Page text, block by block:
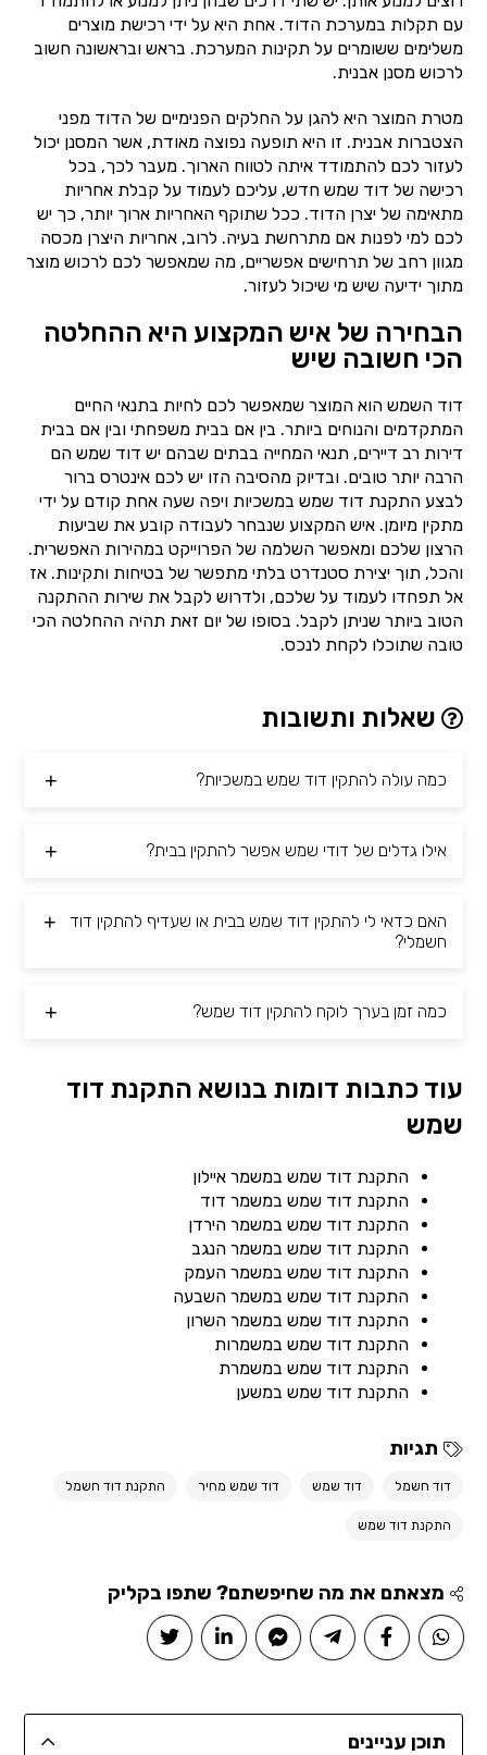
עם תקלות במערכת הדוד. אחת היא על ידי רכישת מוצרים
משלימים ששומרים על תקינות המערכת. בראש ובראשונה חשוב
לרכוש מסנן אבנית.
מטרת המוצר היא להגן על החלקים הפנימיים של הדוד מפני
הצטברות אבנית. זו היא תופעה נפוצה מאודת, אשר המסנן יכול
לעזור לכם להתמודד איתה לטווח הארוך. מעבר לכך, בכל
רכישה של דוד שמש חדש, עליכם לעמוד על קבלת אחריות
מתאימה של יצרן הדוד. ככל שתוקף האחריות ארוך יותר, כך יש
לכם למי לפנות אם מתרחשת בעיה. לרוב, אחריות היצרן מכסה
מגוון רחב של תרחישים אפשריים, מה שמאפשר לכם לרכוש מוצר
מתוך ידיעה שיש מי שיכול לעזור.
הבחירה של איש המקצוע היא ההחלטה
הכי חשובה שיש
דוד השמש הוא המוצר שמאפשר לכם לחיות בתנאי החיים
המתקדמים והנוחים ביותר. בין אם בבית משפחתי ובין אם בבית
דירות רב דיירים, תנאי המחייה בבתים שבהם יש דוד שמש הם
הרבה יותר טובים. ובדיוק מהסיבה הזו יש לכם אינטרס ברור
לבצע התקנת דוד שמש במשכיות ויפה שעה אחת קודם על ידי
מתקין מיומן. איש המקצוע שנבחר לעבודה קובע את שביעות
הרצון שלכם ומאפשר השלמה של הפרוייקט במהירות האפשרית.
והכל, תוך יצירת סטנדרט בלתי מתפשר של בטיחות ותקינות. אז
אל תפחדו לעמוד על שלכם, ולדרוש לקבל את שירות ההתקנה
הטוב ביותר שניתן לקבל. בסופו של יום זאת תהיה ההחלטה הכי
טובה שתוכלו לקחת לנכס.
שאלות ותשובות
כמה עולה להתקין דוד שמש במשכיות?
אילו גדלים של דודי שמש אפשר להתקין בבית?
האם כדאי לי להתקין דוד שמש בבית או שעדיף להתקין דוד
חשמלי?
כמה זמן בערך לוקח להתקין דוד שמש?
עוד כתבות דומות בנושא התקנת דוד
שמש
התקנת דוד שמש במשמר איילון
התקנת דוד שמש במשמר דוד
התקנת דוד שמש במשמר הירדן
התקנת דוד שמש במשמר הנגב
התקנת דוד שמש במשמר העמק
התקנת דוד שמש במשמר השבעה
התקנת דוד שמש במשמר השרון
התקנת דוד שמש במשמרות
התקנת דוד שמש במשמרת
התקנת דוד שמש במשען
תגיות
דוד חשמל דוד שמש דוד שמש מחיר התקנת דוד חשמל
התקנת דוד שמש
מצאתם את מה שחיפשתם? שתפו בקליק
תוכן עניינים